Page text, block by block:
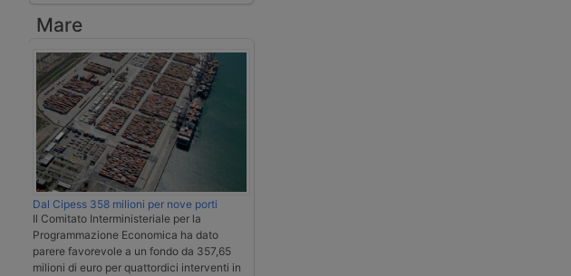
Mare
Dal Cipess 358 milioni per nove porti
Il Comitato Interministeriale per la
Programmazione Economica ha dato
parere favorevole a un fondo da 357,65
milioni di euro per quattordici interventi in